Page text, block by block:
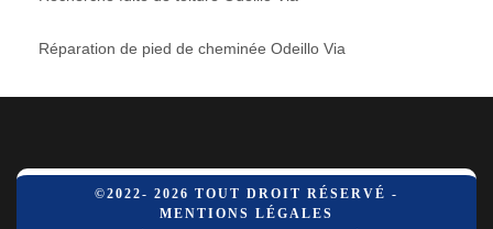
Réparation de pied de cheminée Odeillo Via
©2022- 2026 TOUT DROIT RÉSERVÉ -
MENTIONS LÉGALES